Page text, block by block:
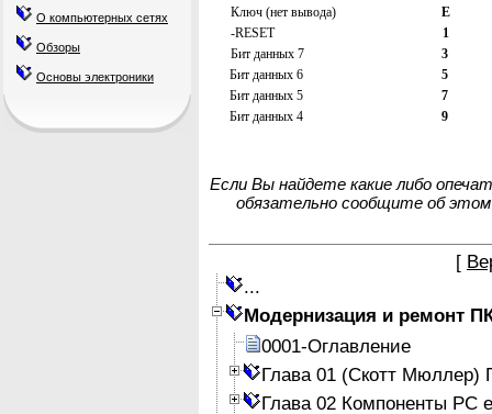
О компьютерных сетях
Обзоры
Основы электроники
Ключ (нет вывода)
Е
-RESET
1
Бит данных 7
3
Бит данных 6
5
Бит данных 5
7
Бит данных 4
9
Если Вы найдете какие либо
обязательно сообщите об
[
Модернизация и ремонт
0001-Оглавление
Глава 01 (Скотт Мюллер)
Глава 02 Компоненты PC